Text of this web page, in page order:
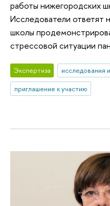
работы нижегородских
Исследователи ответят
школы
стрессовой ситуации
Экспертиза
исследования
приглашение к участию